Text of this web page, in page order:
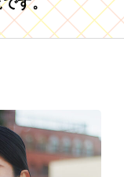
す。